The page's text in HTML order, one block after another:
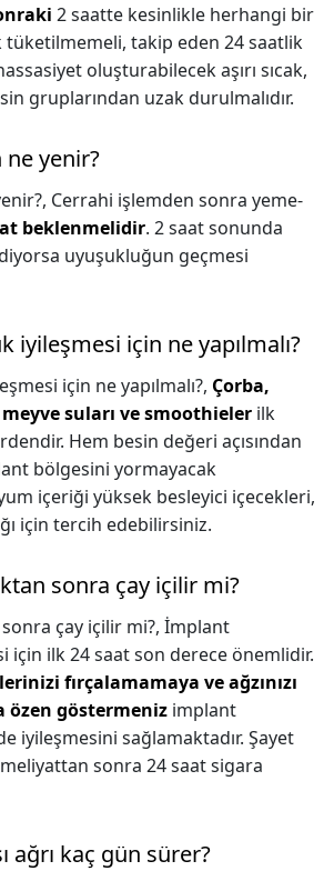
2 saatte kesinlikle herhangi bir
tüketilmemeli, takip eden 24 saatlik
oluşturabilecek aşırı sıcak,
gruplarından uzak durulmalıdır.
yenir?
Cerrahi işlemden sonra yeme-
beklenmelidir. 2 saat sonunda
uyuşukluğun geçmesi
iyileşmesi için ne yapılmalı?
için ne yapılmalı?, Çorba,
suları ve smoothieler ilk
Hem besin değeri açısından
bölgesini yormayacak
içeriği yüksek besleyici içecekleri,
için tercih edebilirsiniz.
sonra çay içilir mi?
çay içilir mi?, İmplant
için ilk 24 saat son derece önemlidir.
fırçalamamaya ve ağzınızı
özen göstermeniz implant
iyileşmesini sağlamaktadır. Şayet
sonra 24 saat sigara
ağrı kaç gün sürer?